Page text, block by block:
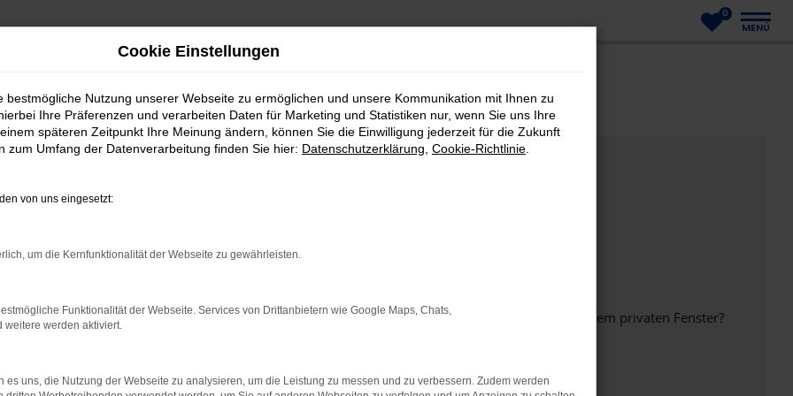
0
MENÜ
bestimmter Seiten verhindern. Funktioniert die Seite in einem anderen Browser oder in einem privaten Fenster?
beheben.
auf dem neuesten Stand sind.
Cookie Einstellungen
bestmögliche Nutzung unserer Webseite zu ermöglichen und unsere Kommunikation mit Ihnen zu
Ihre Präferenzen und verarbeiten Daten für Marketing und Statistiken nur, wenn Sie uns Ihre
späteren Zeitpunkt Ihre Meinung ändern, können Sie die Einwilligung jederzeit für die Zukunft
zum Umfang der Datenverarbeitung finden Sie hier: Datenschutzerklärung Cookie-Richtlinie
von uns eingesetzt:
um die Kernfunktionalität der Webseite zu gewährleisten.
Funktionalität der Webseite. Services von Drittanbietern wie Google Maps, Chats,
weitere werden aktiviert.
es uns, die Nutzung der Webseite zu analysieren, um die Leistung zu messen und zu verbessern. Zudem werden